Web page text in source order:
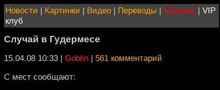
Новости | Картинки | Видео | Переводы | Магазин | VIP
клуб
Случай в Гудермесе
15.04.08 10:33 | Goblin | 561 комментарий
С мест сообщают: